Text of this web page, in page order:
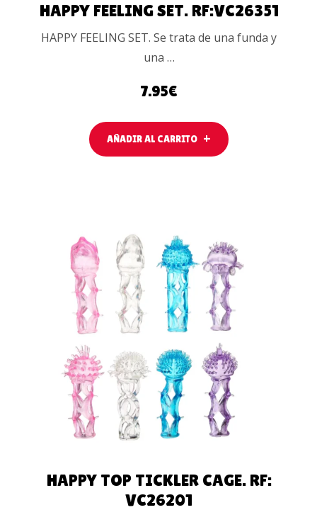
HAPPY FEELING SET. RF:VC26351
HAPPY FEELING SET. Se trata de una funda y
una …
7.95€
AÑADIR AL CARRITO
AÑADIR AL
CARRITO
HAPPY TOP TICKLER CAGE. RF:
VC26201